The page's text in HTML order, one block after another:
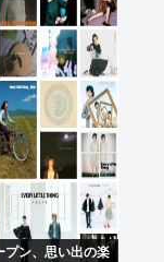
ン、思い出の楽